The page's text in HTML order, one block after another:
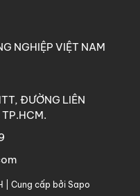
NGHIỆP VIỆT NAM
ĐƯỜNG LIÊN
| Cung cấp bởi Sapo